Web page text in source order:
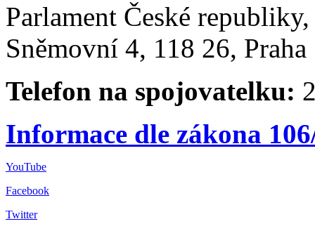
Parlament České
Sněmovní 4, 118 26,
Telefon na spojovatelku:
Informace dle zákona
YouTube
Facebook
Twitter